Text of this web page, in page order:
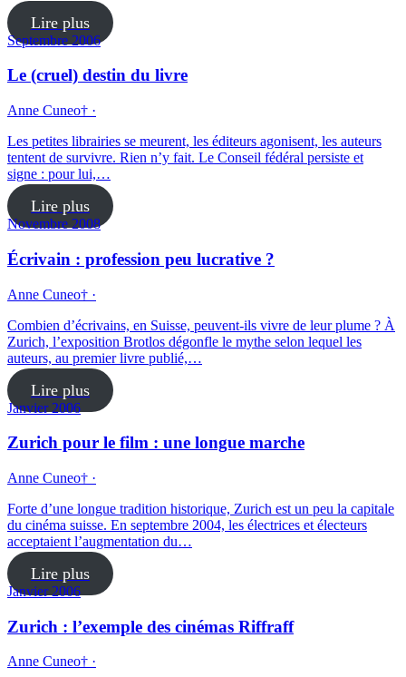
Lire plus
Septembre 2006
Le (cruel) destin du livre
Anne Cuneo† ·
Les petites librairies se meurent, les éditeurs agonisent, les auteurs
tentent de survivre. Rien n’y fait. Le Conseil fédéral persiste et
signe : pour lui,…
Lire plus
Novembre 2008
Écrivain : profession peu lucrative ?
Anne Cuneo† ·
Combien d’écrivains, en Suisse, peuvent-ils vivre de leur plume ? À
Zurich, l’exposition Brotlos dégonfle le mythe selon lequel les
auteurs, au premier livre publié,…
Lire plus
Janvier 2006
Zurich pour le film : une longue marche
Anne Cuneo† ·
Forte d’une longue tradition historique, Zurich est un peu la capitale
du cinéma suisse. En septembre 2004, les électrices et électeurs
acceptaient l’augmentation du…
Lire plus
Janvier 2006
Zurich : l’exemple des cinémas Riffraff
Anne Cuneo† ·